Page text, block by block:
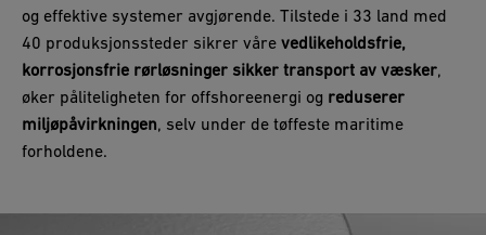
og effektive systemer avgjørende. Tilstede i 33 land med
40 produksjonssteder sikrer våre vedlikeholdsfrie,
korrosjonsfrie rørløsninger sikker transport av væsker,
øker påliteligheten for offshoreenergi og reduserer
miljøpåvirkningen, selv under de tøffeste maritime
forholdene.